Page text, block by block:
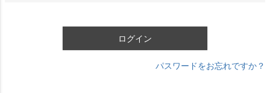
ログイン
パスワードをお忘れですか？